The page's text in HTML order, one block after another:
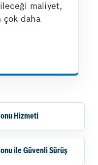
maliyet,
çok daha
Hizmeti
ile Güvenli Sürüş